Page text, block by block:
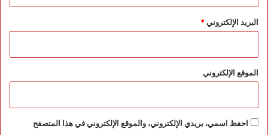
البريد الإلكتروني*
الموقع الإلكتروني
احفظ اسمي، بريدي الإلكتروني، والموقع الإلكتروني في هذا المتصفح